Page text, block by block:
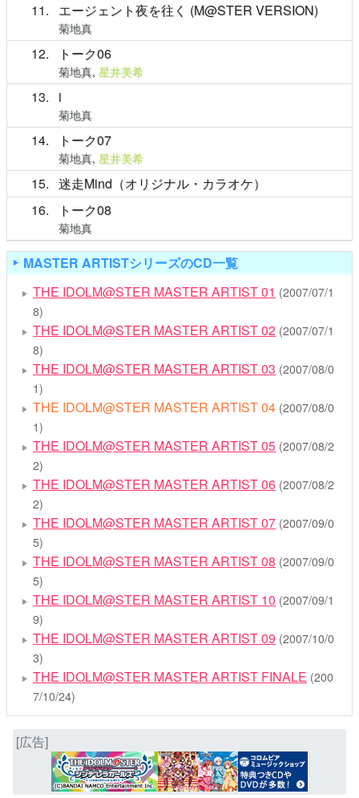
11 エージェント夜を往く (M@STER VERSION)
菊地真
12 トーク06
菊地真, 星井美希
13 i
菊地真
14 トーク07
菊地真, 星井美希
15
迷走Mind（オリジナル・カラオケ）
16
トーク08
菊地真
MASTER ARTISTシリーズのCD一覧
THE IDOLM@STER MASTER ARTIST 01 (2007/07/1
8)
THE IDOLM@STER MASTER ARTIST 02 (2007/07/1
8)
THE IDOLM@STER MASTER ARTIST 03 (2007/08/0
1)
THE IDOLM@STER MASTER ARTIST 04 (2007/08/0
1)
THE IDOLM@STER MASTER ARTIST 05 (2007/08/2
2)
THE IDOLM@STER MASTER ARTIST 06 (2007/08/2
2)
THE IDOLM@STER MASTER ARTIST 07 (2007/09/0
5)
THE IDOLM@STER MASTER ARTIST 08 (2007/09/0
5)
THE IDOLM@STER MASTER ARTIST 10 (2007/09/1
9)
THE IDOLM@STER MASTER ARTIST 09 (2007/10/0
3)
THE IDOLM@STER MASTER ARTIST FINALE (200
7/10/24)
[広告]